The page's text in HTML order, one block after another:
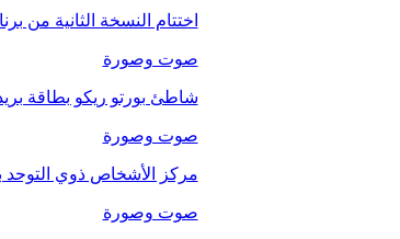
اختتام النسخة الثانية من
صوت وصورة
شاطئ بورتو ريكو بطاقة
صوت وصورة
مركز الأشخاص ذوي التوحد
صوت وصورة